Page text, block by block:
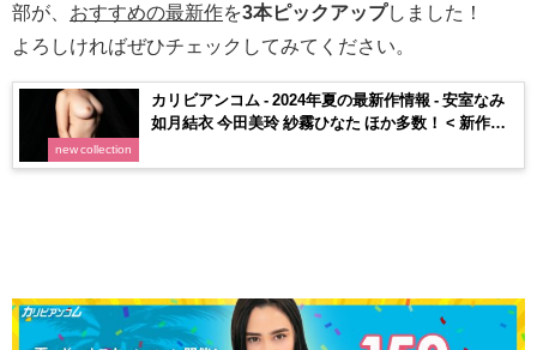
部が、
おすすめの最新作を3本ピックアップしました！
よろしければぜひチェックしてみてください。
new collection
カリビアンコム - 2024年夏の最新作情報 - 安室なみ
如月結衣 今田美玲 紗霧ひなた ほか多数！ < 新作